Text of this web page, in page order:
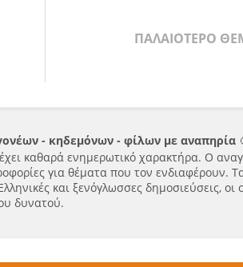
ΠΑΛΑΙΟΤΕΡΟ
- κηδεμόνων - φίλων με αναπηρία
καθαρά ενημερωτικό χαρακτήρα. Ο
για θέματα που τον ενδιαφέρουν.
και ξενόγλωσσες δημοσιεύσεις, οι
δυνατού.